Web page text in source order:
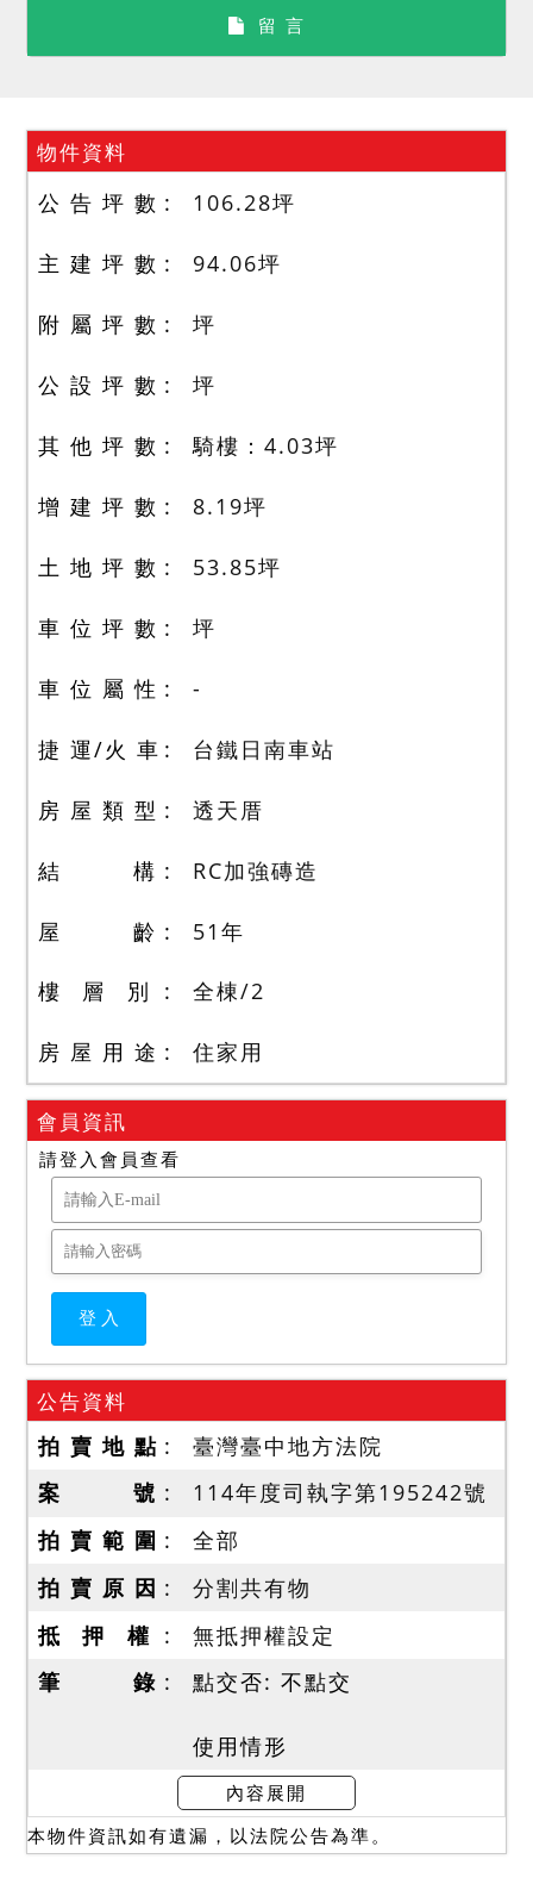
留 言
物件資料
公 告 坪 數 106.28坪
主 建 坪 數 94.06坪
附 屬 坪 數 坪
公 設 坪 數 坪
其 他 坪 數 騎樓：4.03坪
增 建 坪 數 8.19坪
土 地 坪 數 53.85坪
車 位 坪 數 坪
車 位 屬 性 -
捷 運/火 車 台鐵日南車站
房 屋 類 型 透天厝
結 構 RC加強磚造
屋 齡 51 年
樓 層 別 全棟/2
房 屋 用 途 住家用
會員資訊
請登入會員查看
公告資料
拍 賣 地 點
臺灣臺中地方法院
案 號
114年度司執字第195242號
拍 賣 範 圍
全部
拍 賣 原 因
分割共有物
抵 押 權
無抵押權設定
筆 錄
點交否: 不點交
使用情形
本院查封時，相對人不在
場。依聲請人陳報之租約所
示，本件標的目前由多名第
內容展開
本物件資訊如有遺漏，以法院公告為準。